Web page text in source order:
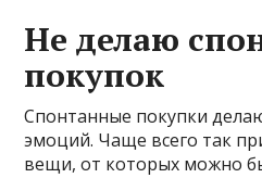
Не делаю
покупок
Спонтанные покупки
эмоций. Чаще всего так
вещи, от которых можно